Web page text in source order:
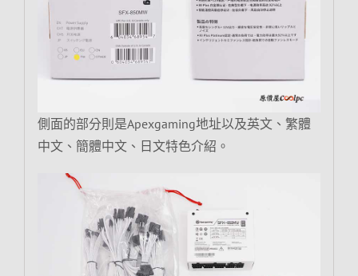
側面的部分則是Apexgaming地址以及英文、繁體
中文、簡體中文、日文特色介紹。